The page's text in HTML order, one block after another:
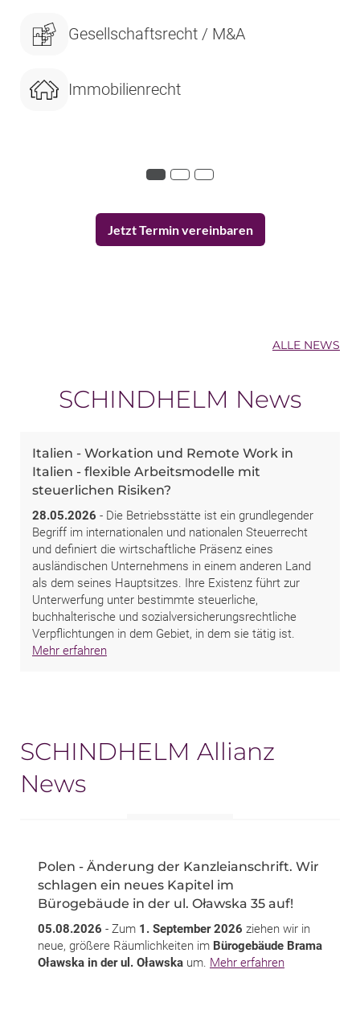
Gesellschaftsrecht / M&A
Immobilienrecht
Jetzt Termin vereinbaren
SCHINDHELM News
ALLE NEWS
Italien - Workation und Remote Work in
Italien - flexible Arbeitsmodelle mit
steuerlichen Risiken?
28.05.2026 - Die Betriebsstätte ist ein grundlegender
Begriff im internationalen und nationalen Steuerrecht
und definiert die wirtschaftliche Präsenz eines
ausländischen Unternehmens in einem anderen Land
als dem seines Hauptsitzes. Ihre Existenz führt zur
Unterwerfung unter bestimmte steuerliche,
buchhalterische und sozialversicherungsrechtliche
Verpflichtungen in dem Gebiet, in dem sie tätig ist.
Mehr erfahren
SCHINDHELM Allianz
News
Polen - Änderung der Kanzleianschrift. Wir
schlagen ein neues Kapitel im
Bürogebäude in der ul. Oławska 35 auf!
05.08.2026 - Zum 1. September 2026 ziehen wir in
neue, größere Räumlichkeiten im Bürogebäude Brama
Oławska in der ul. Oławska um. Mehr erfahren